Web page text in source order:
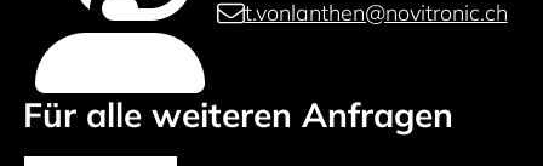
t.vonlanthen@novitronic.ch
Für alle weiteren Anfragen